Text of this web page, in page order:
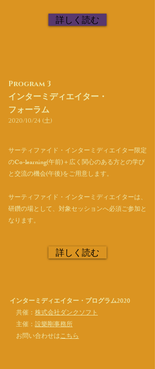
Program 3
インターミディエイター・
フォーラム
2020/10/24 (土)
サーティファイド・インターミディエイター限定
のCo-learning(午前)＋広く関心のある方との学び
と交流の機会(午後)をご用意します。
サーティファイド・インターミディエイターは、
研鑽の場として、対象セッションへ必須ご参加と
なります。
詳しく読む
詳しく読む
インターミディエイター・プログラム2020
共催： 株式会社ダンクソフト
主催： 設樂剛事務所
お問い合わせはこちら